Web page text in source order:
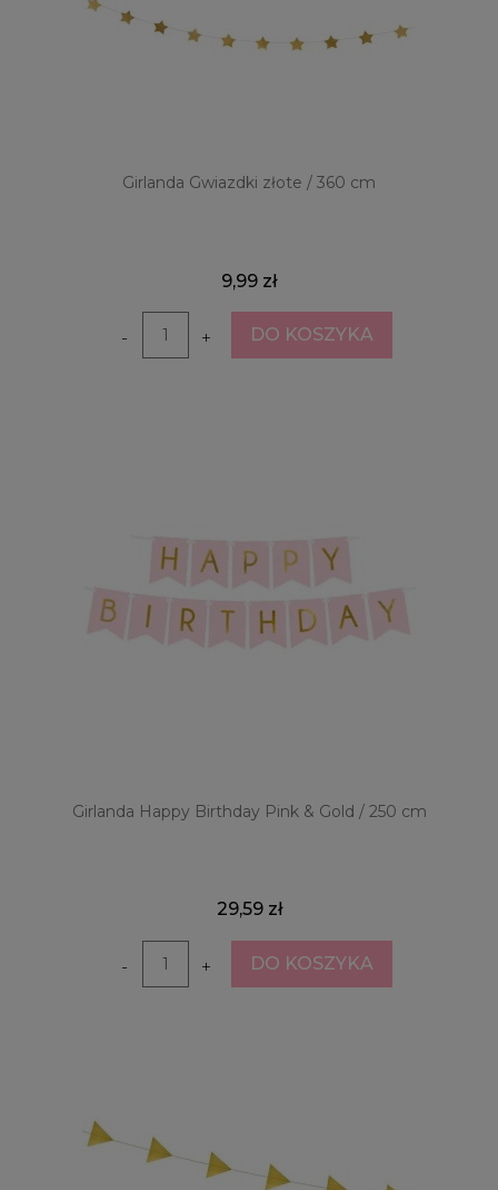
Girlanda Gwiazdki złote / 360 cm
9,99 zł
- + DO KOSZYKA
Girlanda Happy Birthday Pink & Gold / 250 cm
29,59 zł
- + DO KOSZYKA